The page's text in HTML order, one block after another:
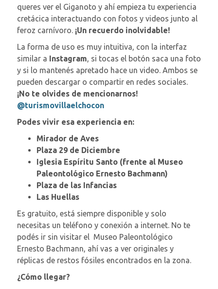
queres ver el Giganoto y ahí empieza tu experiencia
cretácica interactuando con fotos y videos junto al
feroz carnívoro. ¡Un recuerdo inolvidable!
La forma de uso es muy intuitiva, con la interfaz
similar a Instagram, si tocas el botón saca una foto
y si lo mantenés apretado hace un video. Ambos se
pueden descargar o compartir en redes sociales.
¡No te olvides de mencionarnos!
@turismovillaelchocon
Podes vivir esa experiencia en:
Mirador de Aves
Plaza 29 de Diciembre
Iglesia Espíritu Santo (frente al Museo
Paleontológico Ernesto Bachmann)
Plaza de las Infancias
Las Huellas
Es gratuito, está siempre disponible y solo
necesitas un teléfono y conexión a internet. No te
podés ir sin visitar el Museo Paleontológico
Ernesto Bachmann, ahí vas a ver originales y
réplicas de restos fósiles encontrados en la zona.
¿Cómo llegar?